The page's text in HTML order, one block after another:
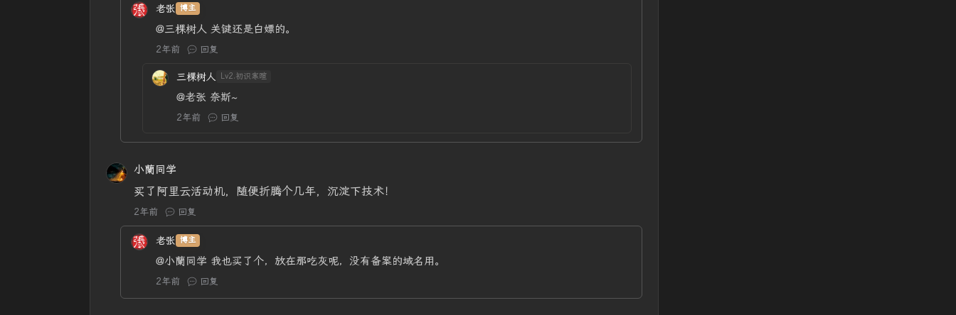
老张 博主
@三棵树人 关键还是白嫖的。
2年前 回复
三棵树人 Lv2.初识寒暄
@老张 奈斯~
2年前 回复
小蘭同学
买了阿里云活动机，随便折腾个几年，沉淀下技术！
2年前 回复
老张 博主
@小蘭同学 我也买了个，放在那吃灰呢，没有备案的域名用。
2年前 回复